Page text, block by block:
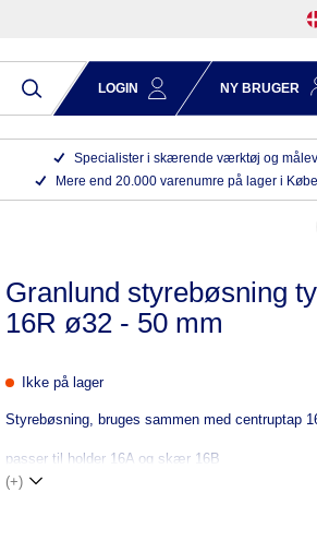
LOGIN NY BRUGER
Specialister i skærende værktøj og
Mere end 20.000 varenumre på lager i
Granlund styrebøsning
16R ø32 - 50 mm
Ikke på lager
Styrebøsning, bruges sammen med centruptap
passer til holder 16A og skær 16B
(+)